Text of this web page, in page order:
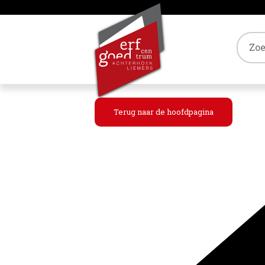
Terug naar de hoofdpagina